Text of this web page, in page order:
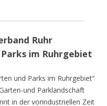
Ruhr
im Ruhrgebiet
und Parks im Ruhrgebiet“
und Parklandschaft
in der vorindustriellen Zeit